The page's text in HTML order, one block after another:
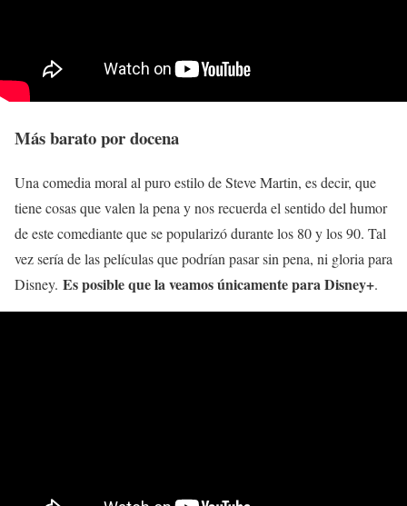
Más barato por docena
Una comedia moral al puro estilo de Steve Martin, es decir, que
tiene cosas que valen la pena y nos recuerda el sentido del humor
de este comediante que se popularizó durante los 80 y los 90. Tal
vez sería de las películas que podrían pasar sin pena, ni gloria para
Disney. Es posible que la veamos únicamente para Disney+.